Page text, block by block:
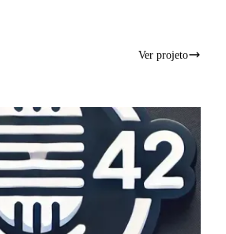
Ver projeto